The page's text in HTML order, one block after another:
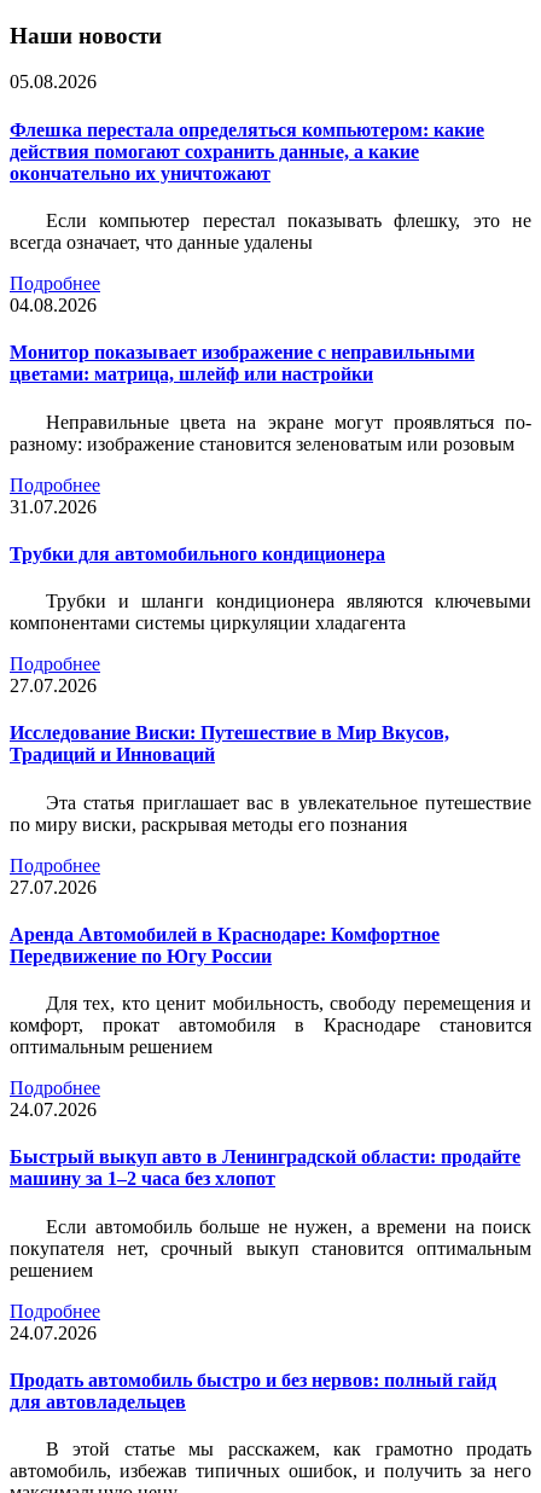
Наши новости
05.08.2026
Флешка перестала определяться компьютером: какие
действия помогают сохранить данные, а какие
окончательно их уничтожают
Если компьютер перестал показывать флешку, это не
всегда означает, что данные удалены
Подробнее
04.08.2026
Монитор показывает изображение с неправильными
цветами: матрица, шлейф или настройки
Неправильные цвета на экране могут проявляться по-
разному: изображение становится зеленоватым или розовым
Подробнее
31.07.2026
Трубки для автомобильного кондиционера
Трубки и шланги кондиционера являются ключевыми
компонентами системы циркуляции хладагента
Подробнее
27.07.2026
Исследование Виски: Путешествие в Мир Вкусов,
Традиций и Инноваций
Эта статья приглашает вас в увлекательное путешествие
по миру виски, раскрывая методы его познания
Подробнее
27.07.2026
Аренда Автомобилей в Краснодаре: Комфортное
Передвижение по Югу России
Для тех, кто ценит мобильность, свободу перемещения и
комфорт, прокат автомобиля в Краснодаре становится
оптимальным решением
Подробнее
24.07.2026
Быстрый выкуп авто в Ленинградской области: продайте
машину за 1–2 часа без хлопот
Если автомобиль больше не нужен, а времени на поиск
покупателя нет, срочный выкуп становится оптимальным
решением
Подробнее
24.07.2026
Продать автомобиль быстро и без нервов: полный гайд
для автовладельцев
В этой статье мы расскажем, как грамотно продать
автомобиль, избежав типичных ошибок, и получить за него